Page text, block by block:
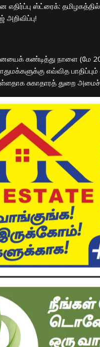
ஸ்ட்ரைக்: தமிழகத்தில்
கண்டித்து நாளை (மே
எவ்வித
சுகாதாரத் துறை